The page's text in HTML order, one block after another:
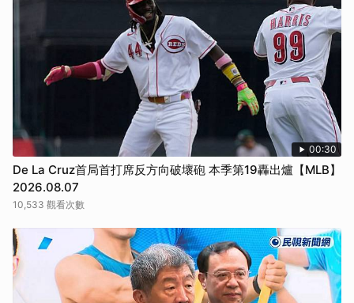
00:30
De La Cruz首局首打席反方向破壞砲 本季第19轟出爐【MLB】
2026.08.07
10,533 觀看次數